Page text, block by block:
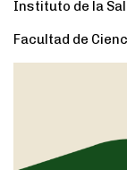
Instituto de la
Facultad de